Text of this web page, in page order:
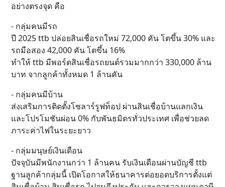
อย่างตรงจุด คือ
- กลุ่มคนมีรถ
ปี 2025 ttb ปล่อยสินเชื่อรถใหม่ 72,000 คัน โตขึ้น 30% และ
รถมือสอง 42,000 คัน โตขึ้น 16%
ทำให้ ttb มีพอร์ตสินเชื่อรถยนต์รวมมากกว่า 330,000 ล้าน
บาท จากลูกค้าทั้งหมด 1 ล้านคัน
- กลุ่มคนมีบ้าน
ส่งเสริมการติดตั้งโซลาร์รูฟท็อป ผ่านสินเชื่อบ้านแลกเงิน
และโปรโมชันผ่อน 0% กับพันธมิตรทั่วประเทศ เพื่อช่วยลด
ภาระค่าไฟในระยะยาว
- กลุ่มมนุษย์เงินเดือน
ปัจจุบันมีพนักงานกว่า 1 ล้านคน รับเงินเดือนผ่านบัญชี ttb
ฐานลูกค้ากลุ่มนี้ เปิดโอกาสให้ธนาคารต่อยอดบริการตั้งแต่